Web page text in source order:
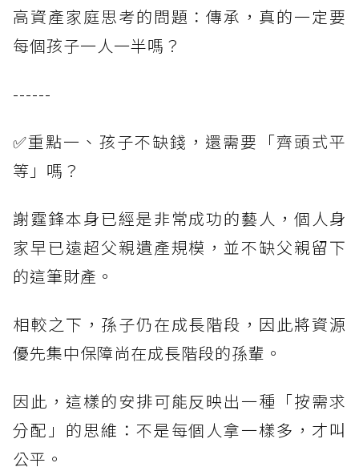
高資產家庭思考的問題：傳承，真的一定要
每個孩子一人一半嗎？
------
✅重點一、孩子不缺錢，還需要「齊頭式平
等」嗎？
謝霆鋒本身已經是非常成功的藝人，個人身
家早已遠超父親遺產規模，並不缺父親留下
的這筆財產。
相較之下，孫子仍在成長階段，因此將資源
優先集中保障尚在成長階段的孫輩。
因此，這樣的安排可能反映出一種「按需求
分配」的思維：不是每個人拿一樣多，才叫
公平。